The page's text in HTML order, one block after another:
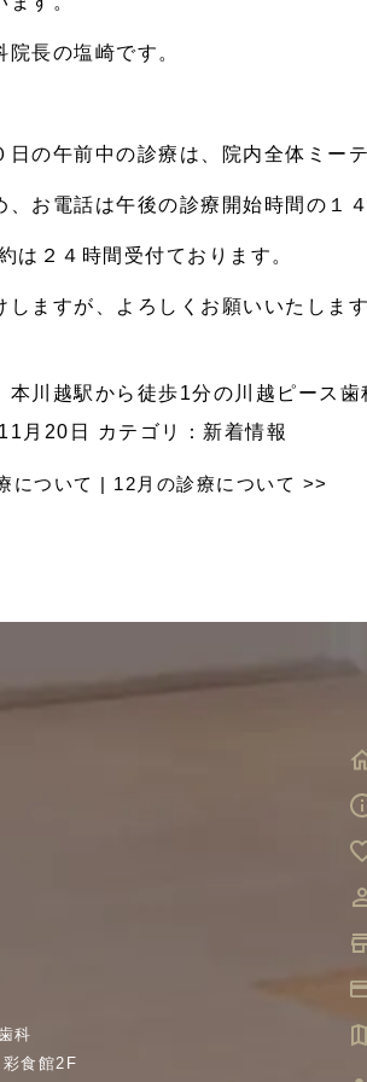
院長の塩崎です。
日の午前中の診療は、院内全体ミー
、お電話は午後の診療開始時間の１
は２４時間受付ております。
しますが、よろしくお願いいたします
本川越駅から徒歩1分の川越ピース歯
月20日 カテゴリ： 新着情報
について | 12月の診療について >>
科
食館2F